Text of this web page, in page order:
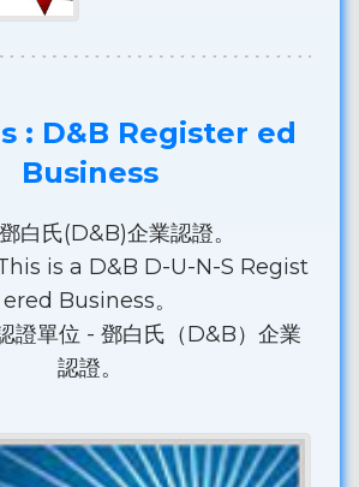
: D&B Register ed
Business
白氏(D&B)企業認證。
is a D&B D-U-N-S Regist
ered Business。
證單位 - 鄧白氏（D&B）企業
認證。